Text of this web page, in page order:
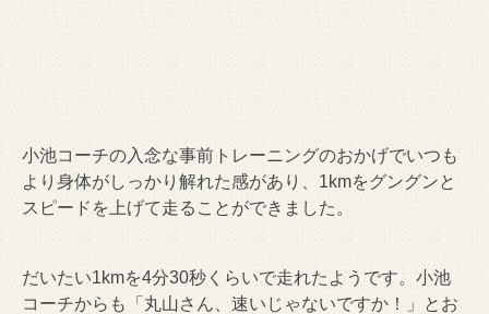
小池コーチの入念な事前トレーニングのおかげでいつも
より身体がしっかり解れた感があり、1kmをグングンと
スピードを上げて走ることができました。
だいたい1kmを4分30秒くらいで走れたようです。小池
コーチからも「丸山さん、速いじゃないですか！」とお